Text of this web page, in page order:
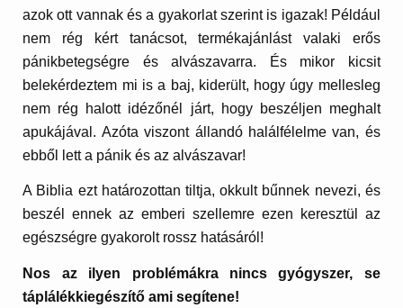
azok ott vannak és a gyakorlat szerint is igazak! Például
nem rég kért tanácsot, termékajánlást valaki erős
pánikbetegségre és alvászavarra. És mikor kicsit
belekérdeztem mi is a baj, kiderült, hogy úgy mellesleg
nem rég halott idézőnél járt, hogy beszéljen meghalt
apukájával. Azóta viszont állandó halálfélelme van, és
ebből lett a pánik és az alvászavar!
A Biblia ezt határozottan tiltja, okkult bűnnek nevezi, és
beszél ennek az emberi szellemre ezen keresztül az
egészségre gyakorolt rossz hatásáról!
Nos az ilyen problémákra nincs gyógyszer, se
táplálékkiegészítő ami segítene!